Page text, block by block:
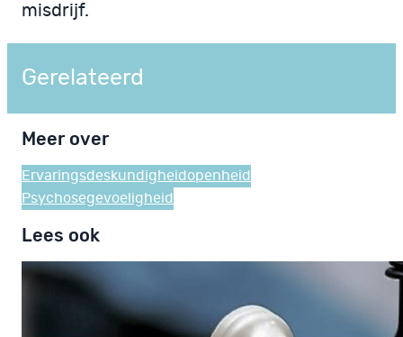
misdrijf.
Gerelateerd
Meer over
Ervaringsdeskundigheid openheid
Psychosegevoeligheid
Lees ook